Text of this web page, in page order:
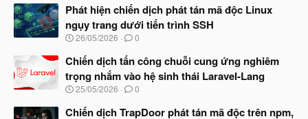
à
y
b
ắ
đ
ầ
u
Phát hiện chiến dịch phát tán mã độc Linux
ngụy trang dưới tiến trình SSH
N
à
b
ắ
đ
26/05/2026 0
Chiến dịch tấn công chuỗi cung ứng nghiêm
trọng nhắm vào hệ sinh thái Laravel-Lang
N
à
25/05/2026 0
Chiến dịch TrapDoor phát tán mã độc trên npm,